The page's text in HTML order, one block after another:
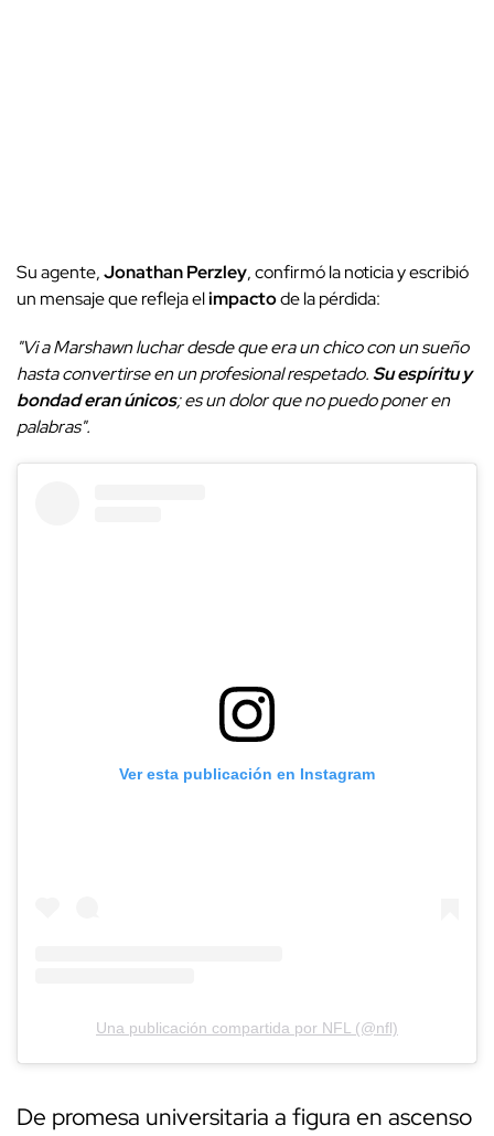
Su agente,Jonathan Perzley, confirmó la noticia y escribió
un mensaje que refleja elimpactode la pérdida:
"Vi a Marshawn luchar desde que era un chico con un sueño
hasta convertirse en un profesional respetado.Su espíritu y
bondad eran únicos; es un dolor que no puedo poner en
palabras".
Ver esta publicación en Instagram
Una publicación compartida por NFL (@nfl)
De promesa universitaria a figura en ascenso